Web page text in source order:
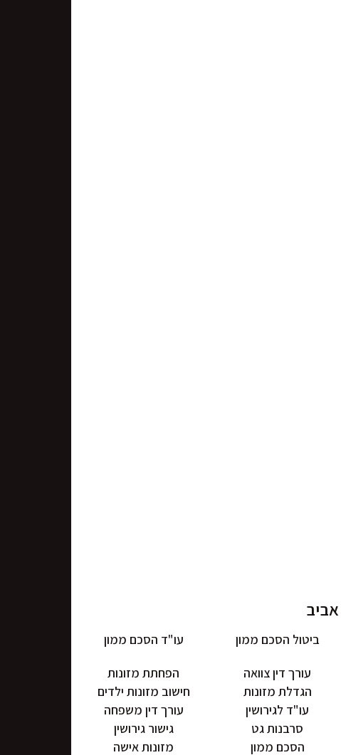
ביטול הסכם ממון עו"ד הסכם ממון
עורך דין צוואה
הפחתת מזונות
הגדלת מזונות
חישוב מזונות ילדים
עו"ד לגירושין
עורך דין משפחה
סרבנות גט
גישור גירושין
הסכם ממון מזונות אישה